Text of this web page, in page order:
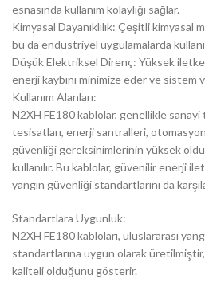
esnasında kullanım kolaylığı sağlar.
Kimyasal Dayanıklılık: Çeşitli kimyasal
bu da endüstriyel uygulamalarda
Düşük Elektriksel Direnç: Yüksek
enerji kaybını minimize eder ve sistem
Kullanım Alanları:
N2XH FE180 kablolar, genellikle
tesisatları, enerji santralleri,
güvenliği gereksinimlerinin yüksek
kullanılır. Bu kablolar, güvenilir enerji
yangın güvenliği standartlarını da
Standartlara Uygunluk:
N2XH FE180 kabloları, uluslararası
standartlarına uygun olarak
kaliteli olduğunu gösterir.